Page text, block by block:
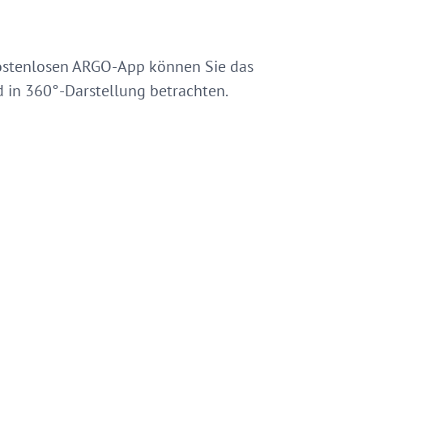
ARGO-App können Sie das
in 360°-Darstellung betrachten.